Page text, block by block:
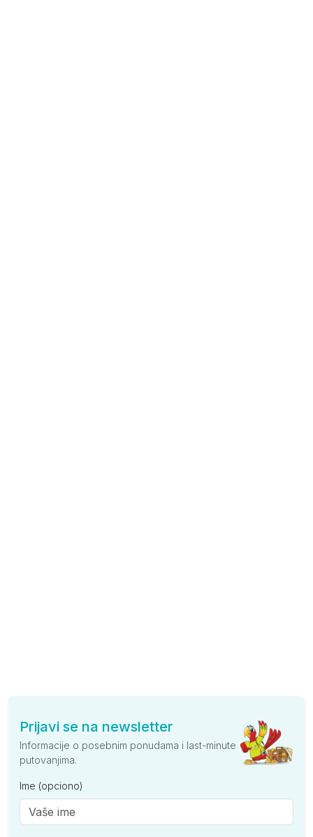
Prijavi se na newsletter
Informacije o posebnim ponudama i last-minute
putovanjima.
Ime (opciono)